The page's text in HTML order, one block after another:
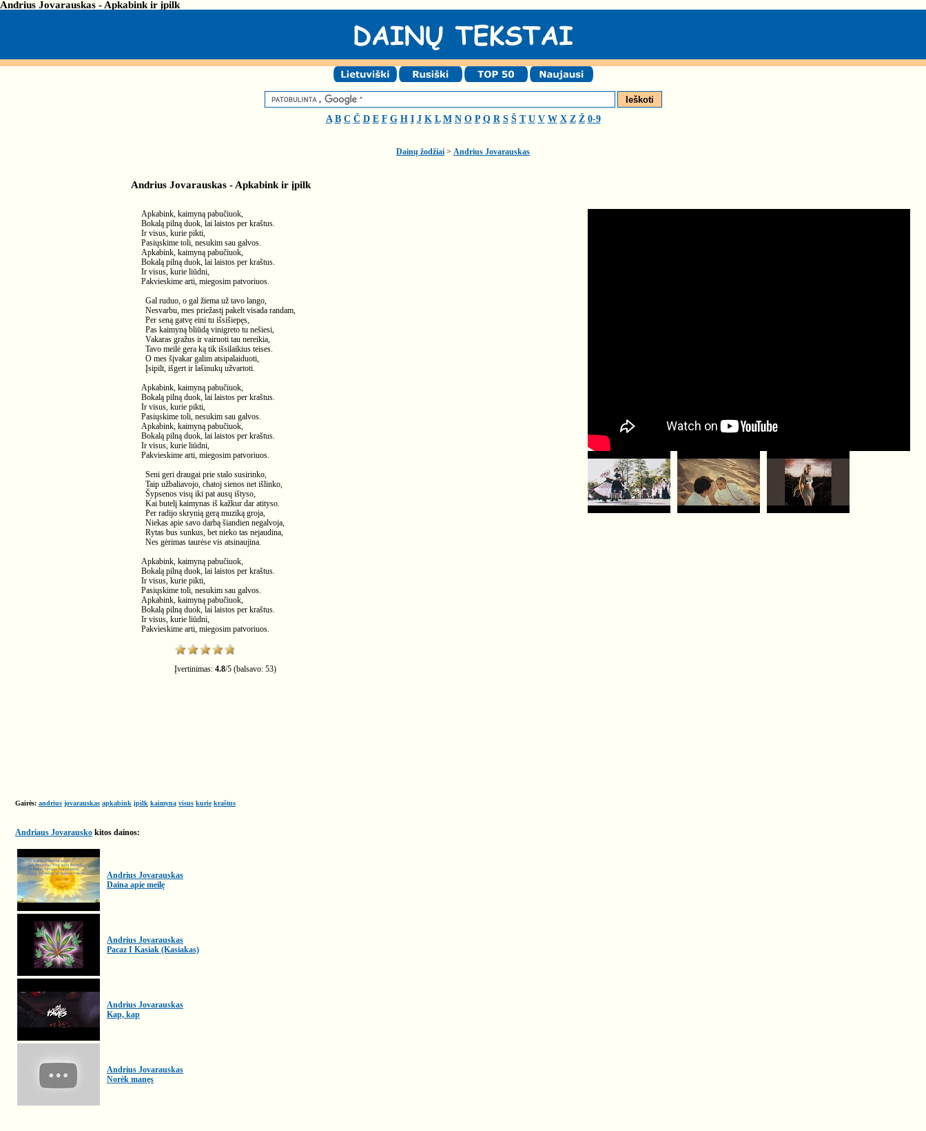
Andrius Jovarauskas - Apkabink ir įpilk
A B C Č D E F G H I J K L M N O P Q R S Š T U V W X Z Ž 0-9
Dainų žodžiai > Andrius Jovarauskas
Andrius Jovarauskas - Apkabink ir įpilk
Apkabink, kaimyną pabučiuok,
Bokalą pilną duok, lai laistos per kraštus.
Ir visus, kurie pikti,
Pasiųskime toli, nesukim sau galvos.
Apkabink, kaimyną pabučiuok,
Bokalą pilną duok, lai laistos per kraštus.
Ir visus, kurie liūdni,
Pakvieskime arti, miegosim patvoriuos.
Gal ruduo, o gal žiema už tavo lango,
Nesvarbu, mes priežastį pakelt visada randam,
Per seną gatvę eini tu išsišiepęs,
Pas kaimyną bliūdą vinigreto tu nešiesi,
Vakaras gražus ir vairuoti tau nereikia,
Tavo meilė gera ką tik išsilaikius teises.
O mes šįvakar galim atsipalaiduoti,
Įsipilt, išgert ir lašinukų užvartoti.
Apkabink, kaimyną pabučiuok,
Bokalą pilną duok, lai laistos per kraštus.
Ir visus, kurie pikti,
Pasiųskime toli, nesukim sau galvos.
Apkabink, kaimyną pabučiuok,
Bokalą pilną duok, lai laistos per kraštus.
Ir visus, kurie liūdni,
Pakvieskime arti, miegosim patvoriuos.
Seni geri draugai prie stalo susirinko,
Taip užbaliavojo, chatoj sienos net išlinko,
Šypsenos visų iki pat ausų ištyso,
Kai butelį kaimynas iš kažkur dar atityso.
Per radijo skrynią gerą muziką groja,
Niekas apie savo darbą šiandien negalvoja,
Rytas bus sunkus, bet nieko tas nejaudina,
Nes gėrimas taurėse vis atsinaujina.
Apkabink, kaimyną pabučiuok,
Bokalą pilną duok, lai laistos per kraštus.
Ir visus, kurie pikti,
Pasiųskime toli, nesukim sau galvos.
Apkabink, kaimyną pabučiuok,
Bokalą pilną duok, lai laistos per kraštus.
Ir visus, kurie liūdni,
Pakvieskime arti, miegosim patvoriuos.
Įvertinimas: 4.8/5 (balsavo: 53)
Gairės: andrius jovarauskas apkabink įpilk kaimyną visus kurie kraštus
Andriaus Jovarausko kitos dainos:
Andrius Jovarauskas
Daina apie meilę
Andrius Jovarauskas
Pacaz I Kasiak (Kasiakas)
Andrius Jovarauskas
Kap, kap
Andrius Jovarauskas
Norėk manęs